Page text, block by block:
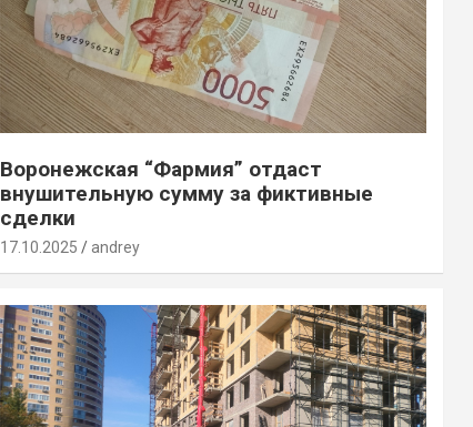
Воронежская “Фармия” отдаст
внушительную сумму за фиктивные
сделки
17.10.2025 andrey